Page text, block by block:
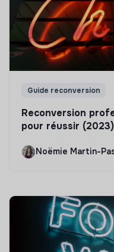
Guide reconversion
Reconversion
pour réussir (2023)
Noëmie Martin-